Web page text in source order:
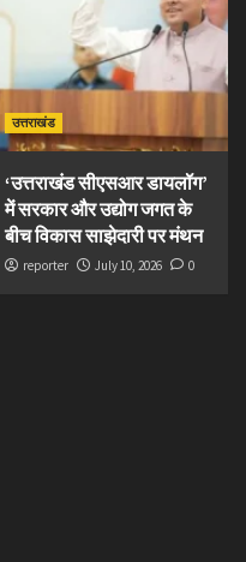
उत्तराखंड
‘उत्तराखंड सीएसआर डायलॉग’
में सरकार और उद्योग जगत के
बीच विकास साझेदारी पर मंथन
reporter July 10, 2026 0